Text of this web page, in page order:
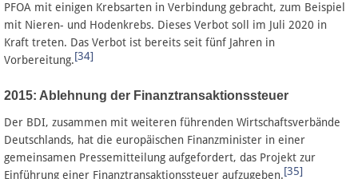
PFOA mit einigen Krebsarten in Verbindung gebracht, zum Beispiel
mit Nieren- und Hodenkrebs. Dieses Verbot soll im Juli 2020 in
Kraft treten. Das Verbot ist bereits seit fünf Jahren in
Vorbereitung.[34]
2015: Ablehnung der Finanztransaktionssteuer
Der BDI, zusammen mit weiteren führenden Wirtschaftsverbände
Deutschlands, hat die europäischen Finanzminister in einer
gemeinsamen Pressemitteilung aufgefordert, das Projekt zur
Einführung einer Finanztransaktionssteuer aufzugeben.[35]